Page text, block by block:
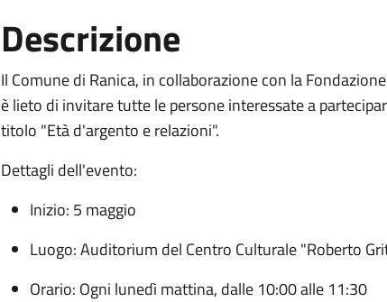
Descrizione
Il Comune di Ranica, in collaborazione con la
è lieto di invitare tutte le persone interessate a
titolo "Età d'argento e relazioni".
Dettagli dell'evento:
Inizio: 5 maggio
Luogo: Auditorium del Centro Culturale "Roberto
Orario: Ogni lunedì mattina, dalle 10:00 alle 11:30